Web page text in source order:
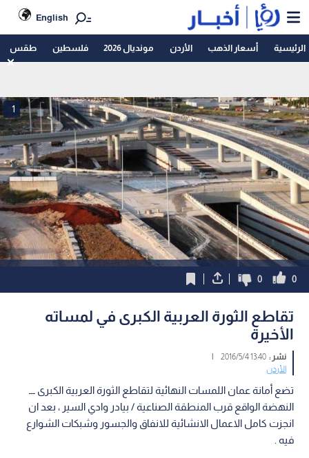
English
الرئيسية أسعار الذهب الأردن مونديال 2026 فلسطين طقس
1
0
0
تقاطع الثورة العربية الكبرى في لمساته
الأخيرة
نشر :13:40 2016/5/4
|
الأردن
تضع أمانة عمان اللمسات النهائية لتقاطع الثورة العربية الكبرى ـــ
النهضة الواقع قرب المنطقة الصناعية / بيادر وادي السير ، بعد ان
انجزت كامل الاعمال الانشائية للانفاق والجسور وشبكات الشوارع
فيه .